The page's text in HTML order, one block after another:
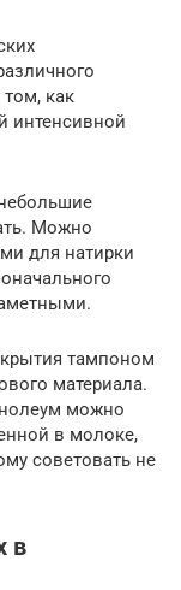
как
интенсивной
Можно
для натирки
тампоном
материала.
можно
в молоке,
советовать не
в